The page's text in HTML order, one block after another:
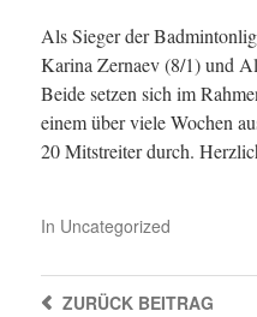
Als Sieger der
Karina Zernaev (8/1) und
Beide setzen sich im
einem über viele Wochen
20 Mitstreiter durch.
In Uncategorized
ZURÜCKBEITRAG